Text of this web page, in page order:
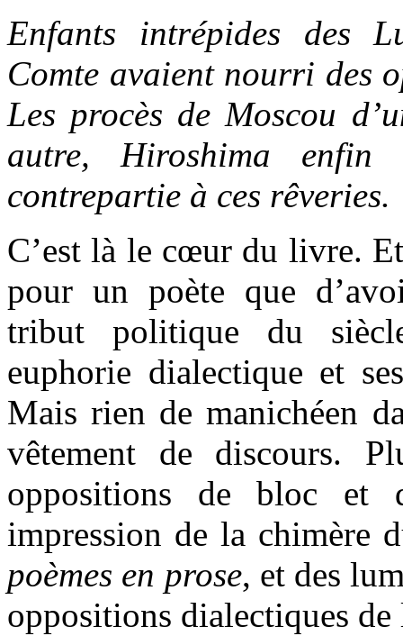
Enfants intrépides des
Comte avaient nourri des
Les procès de Moscou
autre, Hiroshima enfin
contrepartie à ces rêveries.
C’est là le cœur du livre.
pour un poète que
tribut politique du
euphorie dialectique et
Mais rien de manichéen
vêtement de discours.
oppositions de bloc et
impression de la chimère
poèmes en prose, et des
oppositions dialectiques de